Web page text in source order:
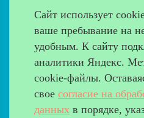
Производители
Дополнительно
Наш адрес
Работаем с 9:00 до 20:00
8 (499) 685-33-26
Сайт использует
ваше пребывание на
удобным. К cайту
аналитики Яндекс.
cookie-файлы.
свое согласие на
данных в порядке,